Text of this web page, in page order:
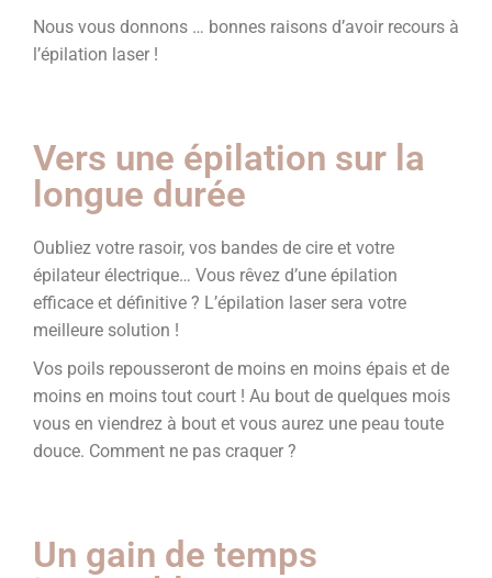
Nous vous donnons … bonnes raisons d’avoir recours à
l’épilation laser !
Vers une épilation sur la
longue durée
Oubliez votre rasoir, vos bandes de cire et votre
épilateur électrique… Vous rêvez d’une épilation
efficace et définitive ? L’épilation laser sera votre
meilleure solution !
Vos poils repousseront de moins en moins épais et de
moins en moins tout court ! Au bout de quelques mois
vous en viendrez à bout et vous aurez une peau toute
douce. Comment ne pas craquer ?
Un gain de temps